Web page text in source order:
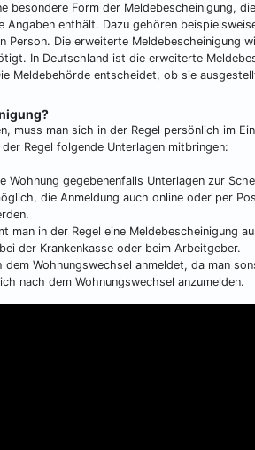
besondere Form der Meldebescheinigung,
enthält. Dazu gehören
Person. Die erweiterte Meldebescheinigung
In Deutschland ist die erweiterte
Meldebehörde entscheidet, ob sie
muss man sich in der Regel persönlich im
Regel folgende Unterlagen mitbringen:
gegebenenfalls Unterlagen zur
die Anmeldung auch online oder per
man in der Regel eine Meldebescheinigung
der Krankenkasse oder beim Arbeitgeber.
Wohnungswechsel anmeldet, da man
nach dem Wohnungswechsel anzumelden.